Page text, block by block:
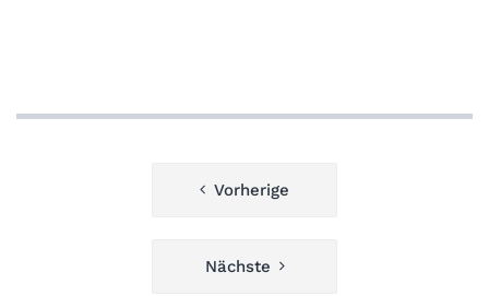
Beitragsnavigation
Vorherige
Nächste